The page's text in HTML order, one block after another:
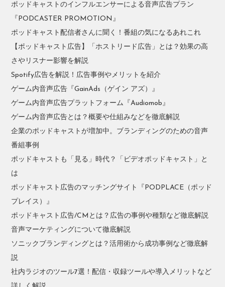
ポッドキャストのインフルエンサーによる音声広告プラン
『PODCASTER PROMOTION』
ポッドキャスト配信者さんに聞く！番組の気になるあれこれ
【ポッドキャスト広告】「ホストリード広告」とは？効果の高
さやリスナー影響を解説
Spotify広告を解説！広告事例やメリットを紹介
ゲーム内音声広告『GainAds（ゲイン アズ）』
ゲーム内音声広告プラットフォーム『Audiomob』
ゲーム内音声広告とは？概要や仕組みなどを徹底解説
企業のポッドキャストが増加中。ブランディングのための音声
番組事例
ポッドキャストも「見る」時代？「ビデオポッドキャスト」と
は
ポッドキャスト広告のマッチングサイト『PODPLACE（ポッド
プレイス）』
ポッドキャスト広告/CMとは？広告の事例や種類など徹底解説
音声マーケティングについて徹底解説
ソニックブランディングとは？活用術から成功事例など徹底解
説
社内ラジオのツール7選！配信・収録ツールや導入メリットなど